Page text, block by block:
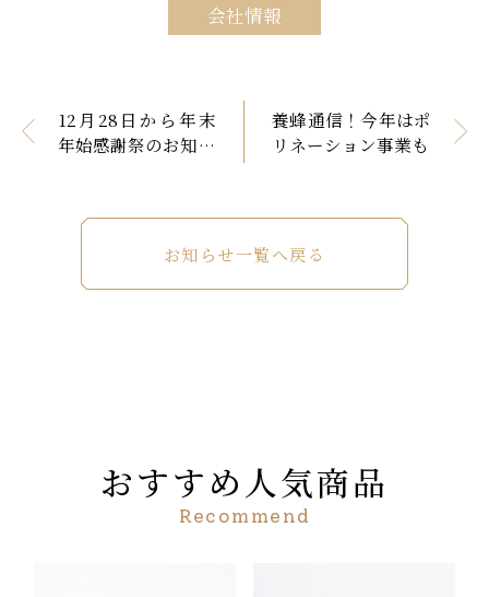
会社情報
12月28日から年末
年始感謝祭のお知ら
養蜂通信！今年はポ
リネーション事業も
お知らせ一覧へ戻る
おすすめ人気商品
Recommend